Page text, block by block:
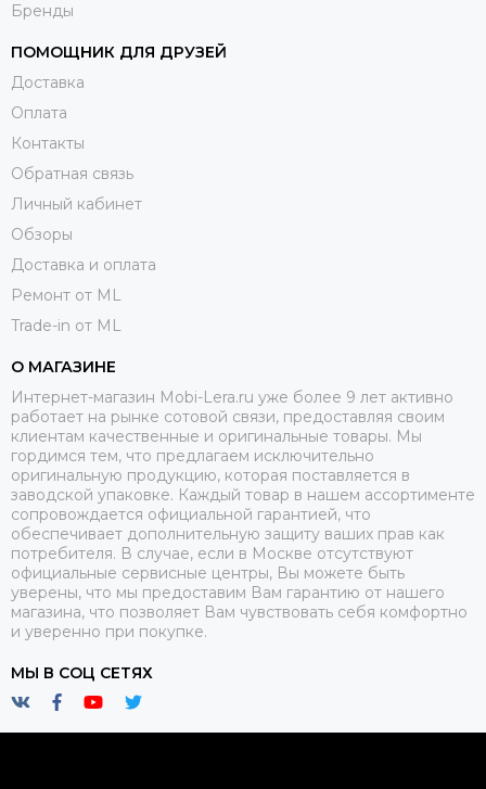
Бренды
ПОМОЩНИК ДЛЯ ДРУЗЕЙ
Доставка
Оплата
Контакты
Обратная связь
Личный кабинет
Обзоры
Доставка и оплата
Ремонт от ML
Trade-in от ML
О МАГАЗИНЕ
Интернет-магазин Mobi-Lera.ru уже более 9 лет активно
работает на рынке сотовой связи, предоставляя своим
клиентам качественные и оригинальные товары. Мы
гордимся тем, что предлагаем исключительно
оригинальную продукцию, которая поставляется в
заводской упаковке. Каждый товар в нашем ассортименте
сопровождается официальной гарантией, что
обеспечивает дополнительную защиту ваших прав как
потребителя. В случае, если в Москве отсутствуют
официальные сервисные центры, Вы можете быть
уверены, что мы предоставим Вам гарантию от нашего
магазина, что позволяет Вам чувствовать себя комфортно
и уверенно при покупке.
МЫ В СОЦ СЕТЯХ